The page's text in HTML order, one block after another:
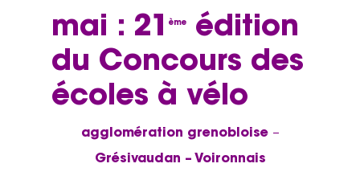
mai : 21 ème
édition
du Concours des
écoles à vélo
agglomération grenobloise–
Grésivaudan – Voironnais